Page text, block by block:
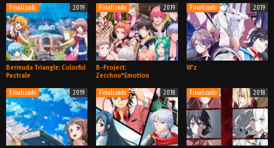
TV TV TV
Finalizado 2019
TV
Bermuda Triangle: Colorful
Pastrale
Finalizado 2019
TV
B-Project:
Zecchou*Emotion
Finalizado 2019
TV
W'z
Finalizado 2019 Finalizado 2018 Finalizado 2018